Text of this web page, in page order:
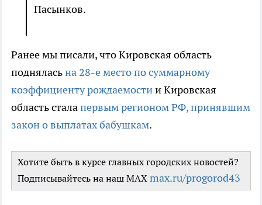
Пасынков.
Ранее мы писали, что Кировская область
подняласьна 28-е место по суммарному
коэффициенту рождаемостии Кировская
область сталапервым регионом РФ, принявшим
закон о выплатах бабушкам.
Хотите быть в курсе главных городских новостей?
Подписывайтесь на наш MAX max.ru/progorod43